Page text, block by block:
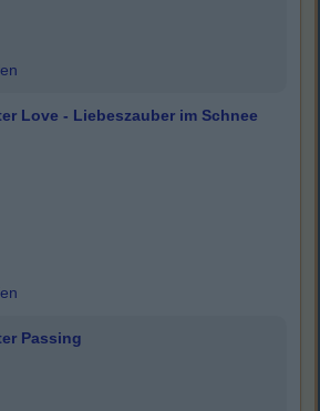
Love - Liebeszauber im Schnee
Passing